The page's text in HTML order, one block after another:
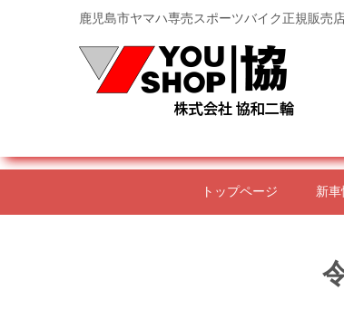
鹿児島市ヤマハ専売スポーツバイク正規販売
トップページ 新車